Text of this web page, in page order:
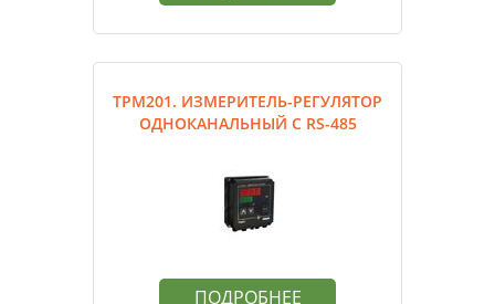
ТРМ201. ИЗМЕРИТЕЛЬ-РЕГУЛЯТОР
ОДНОКАНАЛЬНЫЙ С RS-485
ПОДРОБНЕЕ